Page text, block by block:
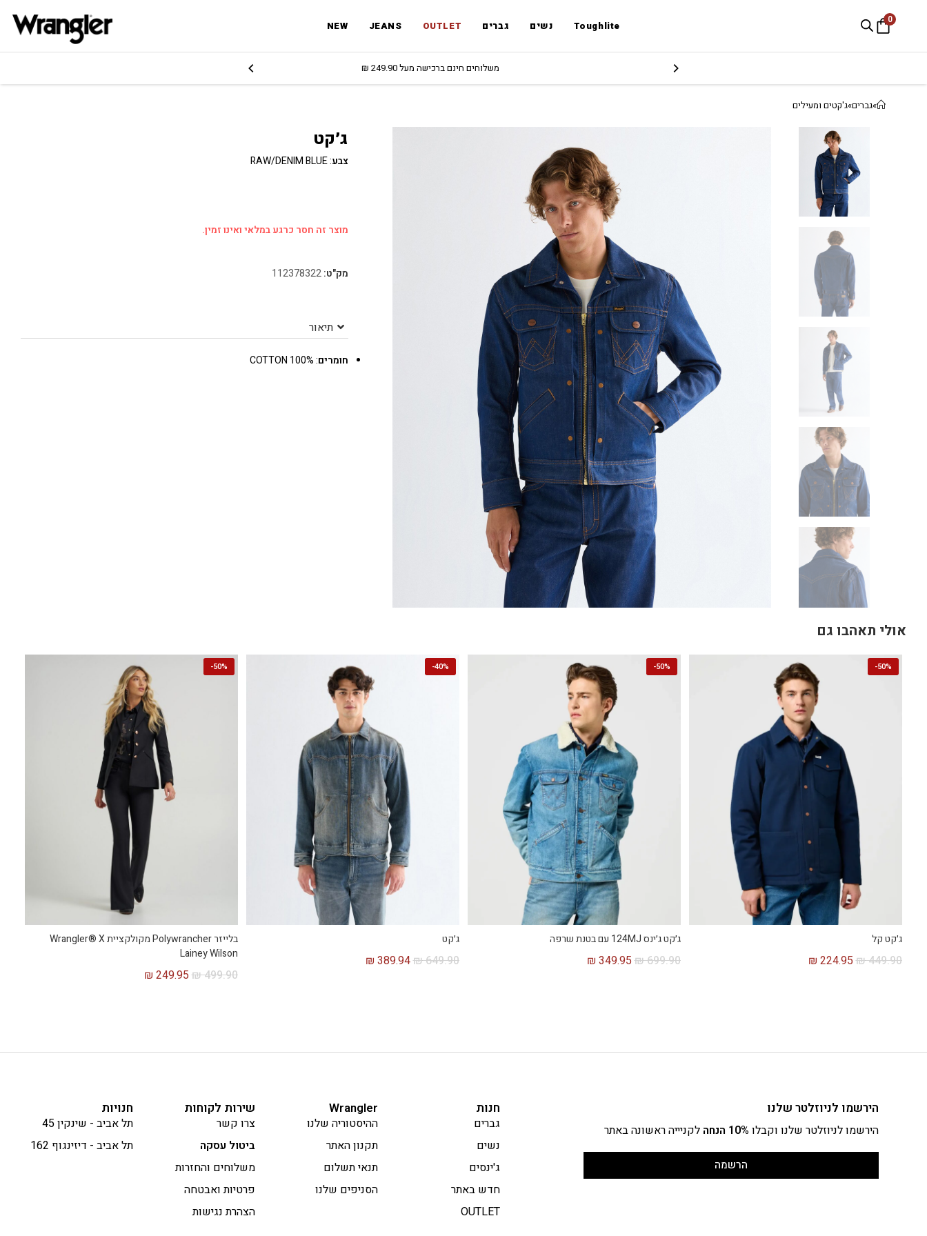
0
Toughlite נשים גברים OUTLET
JEANS
NEW
משלוחים חינם ברכישה מעל 249.90 ₪
»גברים»ג'קטים ומעילים
ג׳קט
צבע:
RAW/DENIM BLUE
מוצר זה חסר כרגע במלאי ואינו זמין.
מק"ט:112378322
תיאור
חומרים: 100% COTTON
אולי תאהבו גם
50%
-
ג׳קט קל
₪449.90
₪ 224.95
50%
-
ג׳קט ג׳ינס 124MJ עם בטנת שרפה
₪699.90
₪ 349.95
40%
-
ג׳קט
₪649.90
₪ 389.94
50%
-
בלייזר Polywrancher מקולקציית Wrangler® X
Lainey Wilson
₪499.90
₪ 249.95
הירשמו לניוזלטר שלנו
הירשמו לניוזלטר שלנו וקבלו 10% הנחה לקניייה ראשונה באתר
הרשמה
חנות
גברים
נשים
ג'ינסים
חדש באתר
OUTLET
Wrangler
ההיסטוריה שלנו
תקנון האתר
תנאי תשלום
הסניפים שלנו
שירות לקוחות
צרו קשר
ביטול עסקה
משלוחים והחזרות
פרטיות ואבטחה
הצהרת נגישות
חנויות
תל אביב - שינקין 45
תל אביב - דיזינגוף 162